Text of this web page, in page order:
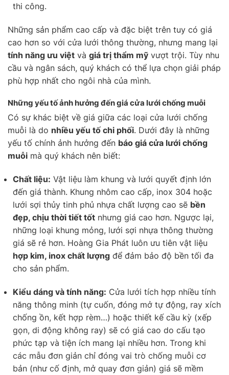
thi công.
Những sản phẩm cao cấp và đặc biệt trên tuy có giá
cao hơn so với cửa lưới thông thường, nhưng mang lại
tính năng ưu việt và giá trị thẩm mỹ vượt trội. Tùy nhu
cầu và ngân sách, quý khách có thể lựa chọn giải pháp
phù hợp nhất cho ngôi nhà của mình.
Những yếu tố ảnh hưởng đến giá cửa lưới chống muỗi
Có sự khác biệt về giá giữa các loại cửa lưới chống
muỗi là do nhiều yếu tố chi phối. Dưới đây là những
yếu tố chính ảnh hưởng đến báo giá cửa lưới chống
muỗi mà quý khách nên biết:
Chất liệu: Vật liệu làm khung và lưới quyết định lớn
đến giá thành. Khung nhôm cao cấp, inox 304 hoặc
lưới sợi thủy tinh phủ nhựa chất lượng cao sẽ bền
đẹp, chịu thời tiết tốt nhưng giá cao hơn. Ngược lại,
những loại khung mỏng, lưới sợi nhựa thông thường
giá sẽ rẻ hơn. Hoàng Gia Phát luôn ưu tiên vật liệu
hợp kim, inox chất lượng để đảm bảo độ bền tối đa
cho sản phẩm.
Kiểu dáng và tính năng: Cửa lưới tích hợp nhiều tính
năng thông minh (tự cuốn, đóng mở tự động, ray xích
chống ồn, kết hợp rèm…) hoặc thiết kế cầu kỳ (xếp
gọn, di động không ray) sẽ có giá cao do cấu tạo
phức tạp và tiện ích mang lại nhiều hơn. Trong khi
các mẫu đơn giản chỉ đóng vai trò chống muỗi cơ
bản (như cố định, mở quay đơn giản) giá sẽ mềm